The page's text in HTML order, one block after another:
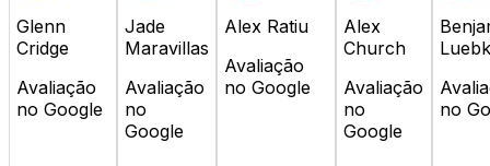
Glenn
Cridge
Avaliação
no Google
Jade
Maravillas
Avaliação
no
Google
Alex Ratiu
Avaliação
no Google
Alex
Church
Avaliação
no
Google
no